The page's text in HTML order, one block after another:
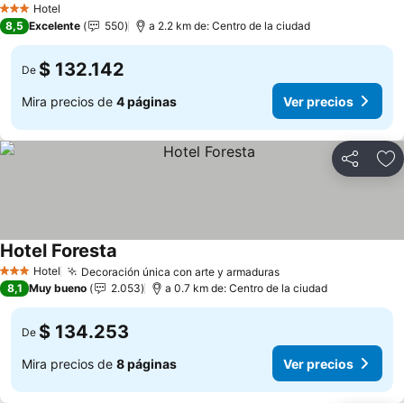
3 Estrellas
Hotel
8,5 Excelente 550 a 2.2 km de: Centro de la ciudad
De $ 132.142
Mira precios de 4 páginas Ver precios
Compartir
3 Estrellas
Hotel Decoración única con arte y armadurasVer precios
Hotel Foresta
8,1 Muy bueno 2.053 a 0.7 km de: Centro de la ciudad
De $ 134.253
Mira precios de 8 páginas Ver precios